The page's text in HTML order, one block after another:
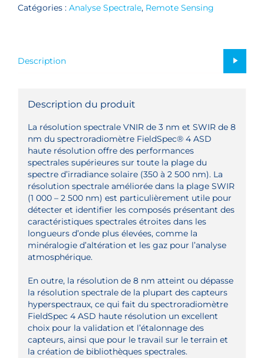
Catégories : Analyse Spectrale, Remote Sensing
Description
Description du produit
La résolution spectrale VNIR de 3 nm et SWIR de 8
nm du spectroradiomètre FieldSpec® 4 ASD
haute résolution offre des performances
spectrales supérieures sur toute la plage du
spectre d’irradiance solaire (350 à 2 500 nm). La
résolution spectrale améliorée dans la plage SWIR
(1 000 – 2 500 nm) est particulièrement utile pour
détecter et identifier les composés présentant des
caractéristiques spectrales étroites dans les
longueurs d’onde plus élevées, comme la
minéralogie d’altération et les gaz pour l’analyse
atmosphérique.
En outre, la résolution de 8 nm atteint ou dépasse
la résolution spectrale de la plupart des capteurs
hyperspectraux, ce qui fait du spectroradiomètre
FieldSpec 4 ASD haute résolution un excellent
choix pour la validation et l’étalonnage des
capteurs, ainsi que pour le travail sur le terrain et
la création de bibliothèques spectrales.